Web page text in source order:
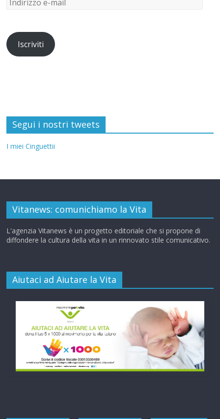
Iscriviti
Segui i nostri tweets
I miei Cinguettii
Vitanews: comunichiamo la Vita
L'agenzia Vitanews è un progetto editoriale che si propone di
diffondere la cultura della vita in un rinnovato stile comunicativo.
Aiutaci ad Aiutare la Vita